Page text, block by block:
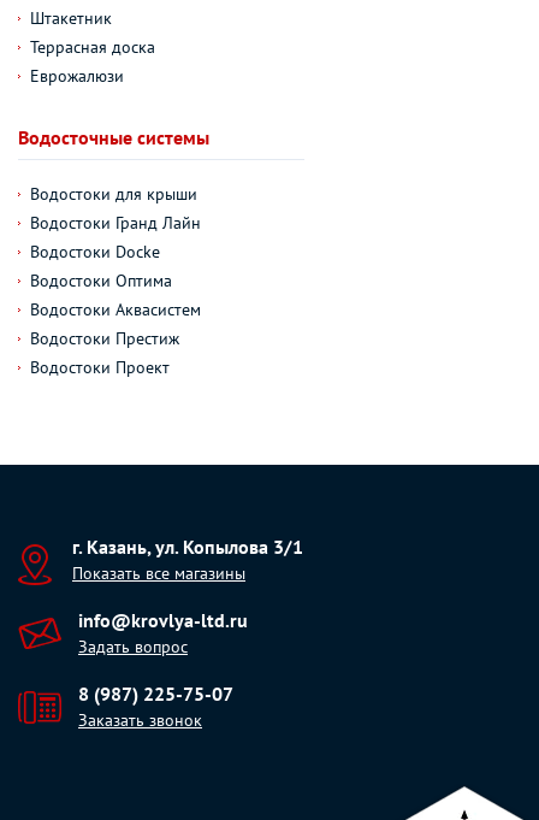
Штакетник
Террасная доска
Еврожалюзи
Водосточные системы
Водостоки для крыши
Водостоки Гранд Лайн
Водостоки Docke
Водостоки Оптима
Водостоки Аквасистем
Водостоки Престиж
Водостоки Проект
г. Казань, ул. Копылова 3/1
Показать все магазины
info@krovlya-ltd.ru
Задать вопрос
8 (987) 225-75-07
Заказать звонок